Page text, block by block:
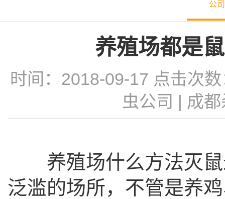
公
养殖场都是
时间：2018-09-17 点击次
虫公司 | 成
养殖场什么方法灭鼠
泛滥的场所，不管是养